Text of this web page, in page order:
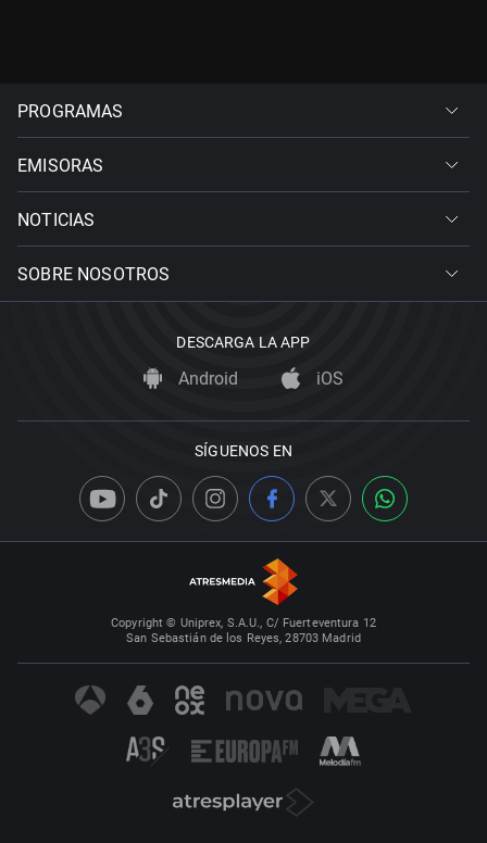
PROGRAMAS
EMISORAS
NOTICIAS
SOBRE NOSOTROS
DESCARGA LA APP
Android iOS
SÍGUENOS EN
Copyright © Uniprex, S.A.U., C/ Fuerteventura 12
San Sebastián de los Reyes, 28703 Madrid